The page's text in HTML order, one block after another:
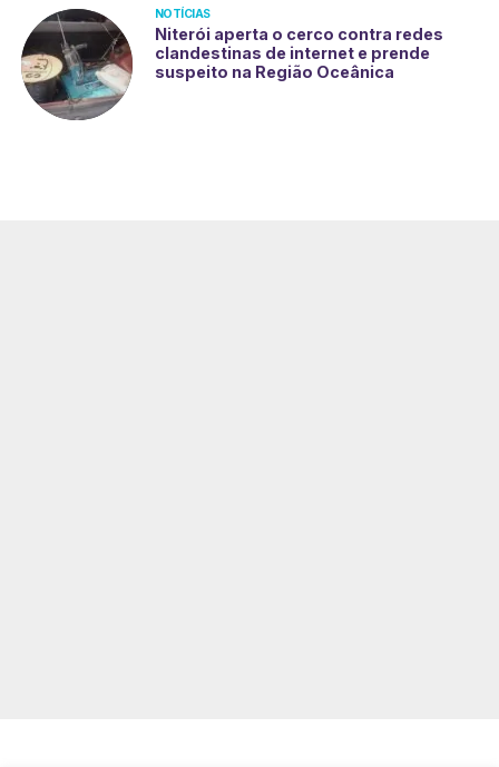
NOTÍCIAS
Niterói aperta o cerco contra redes
clandestinas de internet e prende
suspeito na Região Oceânica